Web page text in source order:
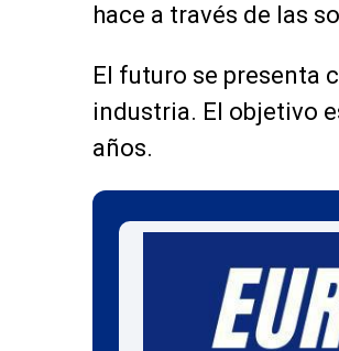
hace a través de las
El futuro se presenta
industria. El objetivo
años.